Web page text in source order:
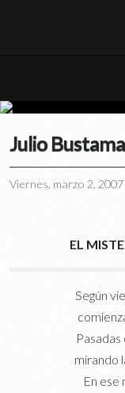
Julio
Viernes, marzo 2, 2007
EL
Según
mirando
En ese